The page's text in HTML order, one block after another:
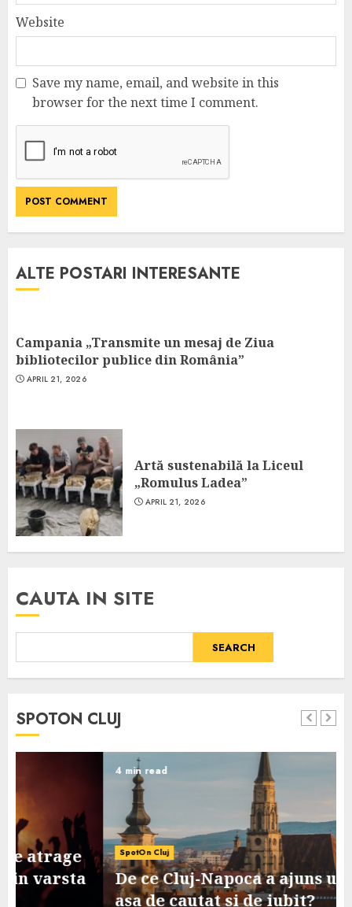
Website
Save my name, email, and website in this
browser for the next time I comment.
ALTE POSTARI INTERESANTE
Campania „Transmite un mesaj de Ziua
bibliotecilor publice din România”
APRIL 21, 2026
Artă sustenabilă la Liceul
„Romulus Ladea”
APRIL 21, 2026
CAUTA IN SITE
SEARCH
SPOTON CLUJ
SpotOn Cluj
De ce Cluj-Napoca a ajuns un oras
asa de cautat si de iubit?